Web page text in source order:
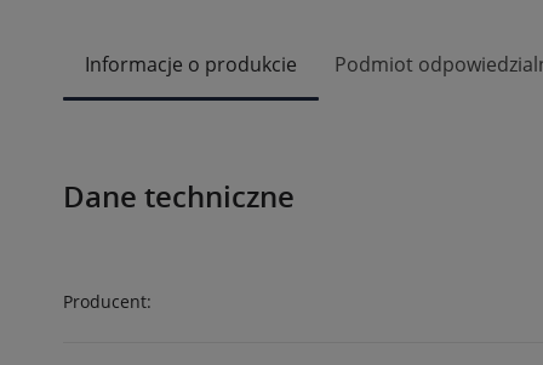
Informacje o produkcie Podmiot
Dane techniczne
Producent: